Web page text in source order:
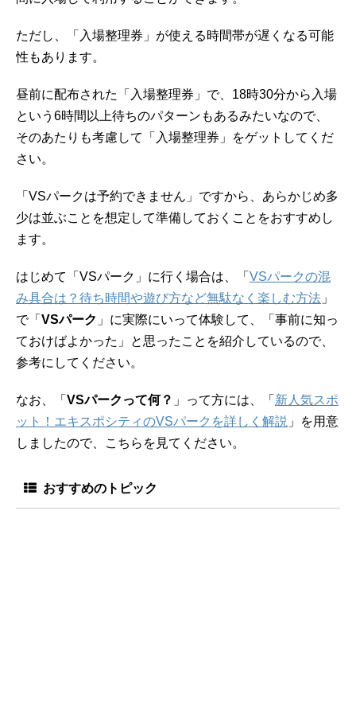
ただし、「入場整理券」が使える時間帯が遅くなる可能
性もあります。
昼前に配布された「入場整理券」で、18時30分から入場
という6時間以上待ちのパターンもあるみたいなので、
そのあたりも考慮して「入場整理券」をゲットしてくだ
さい。
「VSパークは予約できません」ですから、あらかじめ多
少は並ぶことを想定して準備しておくことをおすすめし
ます。
はじめて「VSパーク」に行く場合は、「 VSパークの混
み具合は？待ち時間や遊び方など無駄なく楽しむ方法 」
で「 VSパーク 」に実際にいって体験して、「事前に知っ
ておけばよかった」と思ったことを紹介しているので、
参考にしてください。
なお、「 VSパークって何？ 」って方には、「 新人気スポ
ット！エキスポシティのVSパークを詳しく解説 」を用意
しましたので、こちらを見てください。
おすすめのトピック